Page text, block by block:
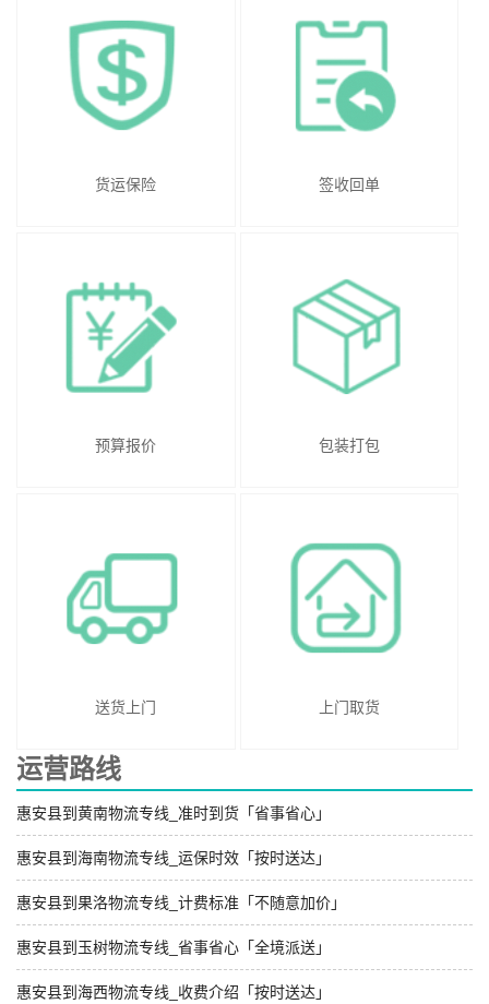
货运保险 签收回单
预算报价 包装打包
送货上门 上门取货
运营路线
惠安县到黄南物流专线_准时到货「省事省心」
惠安县到海南物流专线_运保时效「按时送达」
惠安县到果洛物流专线_计费标准「不随意加价」
惠安县到玉树物流专线_省事省心「全境派送」
惠安县到海西物流专线_收费介绍「按时送达」